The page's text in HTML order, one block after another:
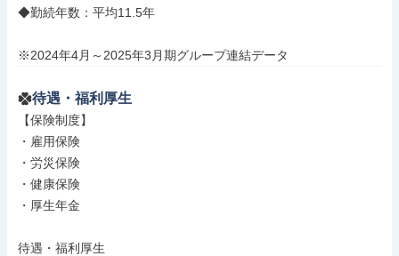
◆勤続年数：平均11.5年
※2024年4月～2025年3月期グループ連結データ
待遇・福利厚生
【保険制度】
・雇用保険
・労災保険
・健康保険
・厚生年金
待遇・福利厚生